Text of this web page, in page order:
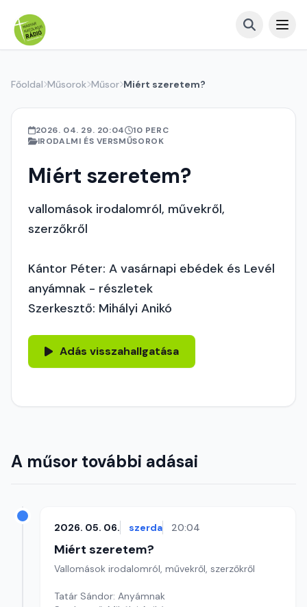
Főoldal Műsorok Műsor Miért szeretem?
2026. 04. 29. 20:04
10 PERC
IRODALMI ÉS VERSMŰSOROK
Miért szeretem?
vallomások irodalomról, művekről,
szerzőkről
Kántor Péter: A vasárnapi ebédek és Levél
anyámnak - részletek
Szerkesztő: Mihályi Anikó
Adás visszahallgatása
A műsor további adásai
2026. 05. 06. szerda 20:04
Miért szeretem?
Vallomások irodalomról, művekről, szerzőkről
Tatár Sándor: Anyámnak